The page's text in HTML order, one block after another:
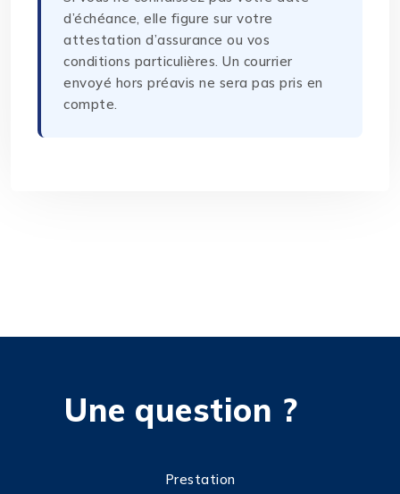
d’échéance, elle figure sur votre
attestation d’assurance ou vos
conditions particulières. Un courrier
envoyé hors préavis ne sera pas pris en
compte.
Une question ?
Prestation